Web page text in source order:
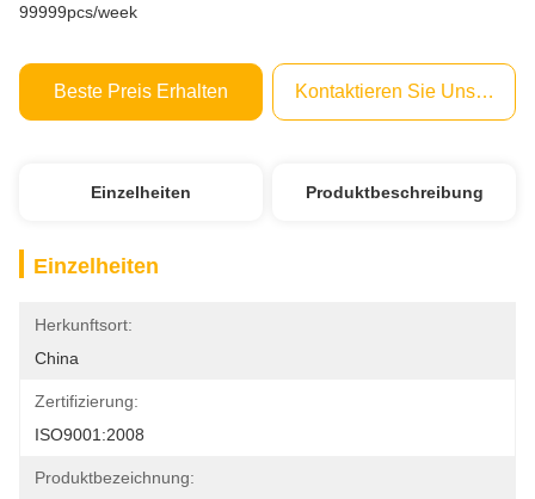
99999pcs/week
Beste Preis Erhalten Kontaktieren Sie Uns Jetzt
Einzelheiten Produktbeschreibung
Einzelheiten
Herkunftsort:
China
Zertifizierung:
ISO9001:2008
Produktbezeichnung: